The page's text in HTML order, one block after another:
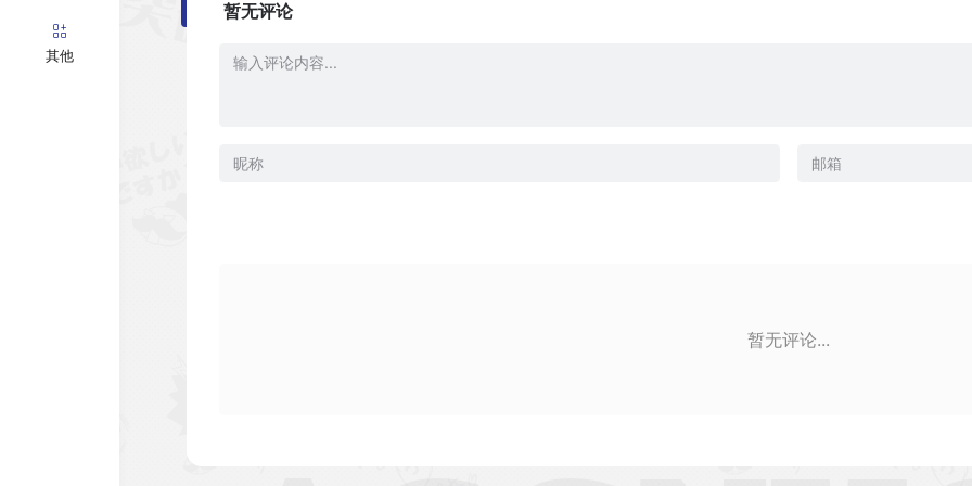
其他
暂无评论
暂无评论...